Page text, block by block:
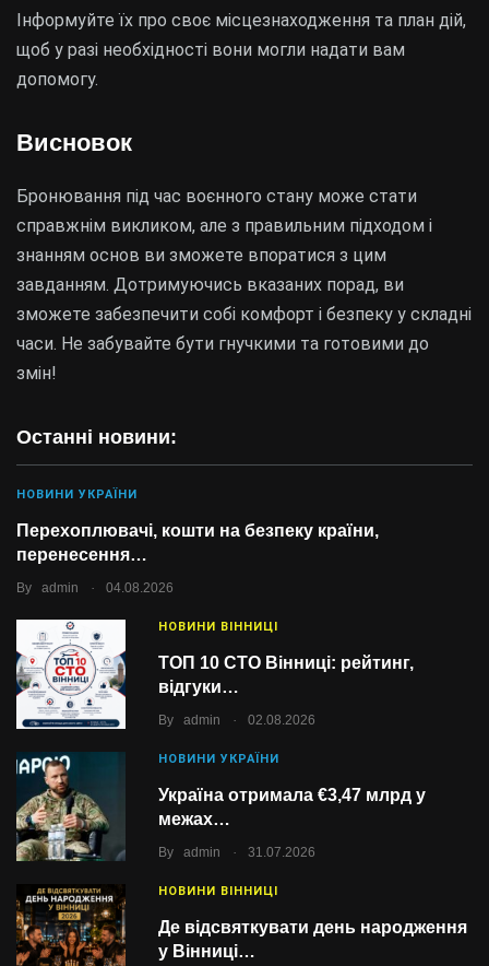
Останні новини:
НОВИНИ УКРАЇНИ
Перехоплювачі, кошти на безпеку країни,
перенесення…
By admin . 04.08.2026
НОВИНИ ВІННИЦІ
ТОП 10 СТО Вінниці: рейтинг,
відгуки…
By admin . 02.08.2026
НОВИНИ УКРАЇНИ
Україна отримала €3,47 млрд у
межах…
By admin . 31.07.2026
НОВИНИ ВІННИЦІ
Де відсвяткувати день народження
у Вінниці…
Інформуйте їх про своє місцезнаходження та план дій,
щоб у разі необхідності вони могли надати вам
допомогу.
Висновок
Бронювання під час воєнного стану може стати
справжнім викликом, але з правильним підходом і
знанням основ ви зможете впоратися з цим
завданням. Дотримуючись вказаних порад, ви
зможете забезпечити собі комфорт і безпеку у складні
часи. Не забувайте бути гнучкими та готовими до
змін!